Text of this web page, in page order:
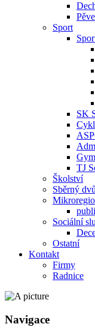
Sport
SK
TJ
Školství
Sběrný
Sociální
Ostatní
Kontakt
Firmy
Radnice
Navigace